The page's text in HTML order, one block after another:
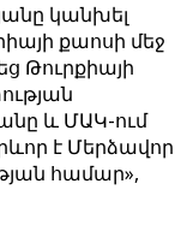
կանխել
քաոսի մեջ
Թուրքիայի
և ՄԱԿ-ում
է Մերձավոր
համար»,